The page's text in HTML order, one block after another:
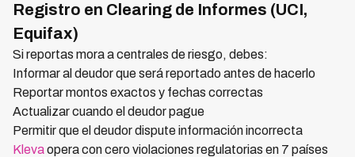
Registro en Clearing de Informes (UCI,
Equifax)
Si reportas mora a centrales de riesgo, debes:
Informar al deudor que será reportado antes de hacerlo
Reportar montos exactos y fechas correctas
Actualizar cuando el deudor pague
Permitir que el deudor dispute información incorrecta
Klevaopera con cero violaciones regulatorias en 7 países